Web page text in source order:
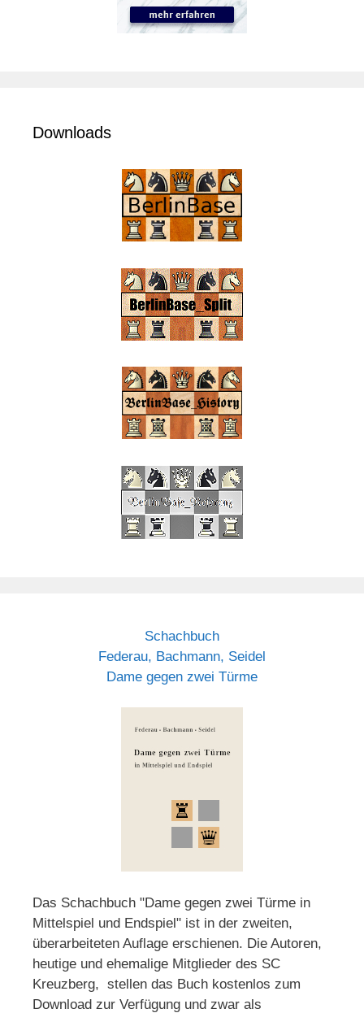
Downloads
Schachbuch
Federau, Bachmann, Seidel
Dame gegen zwei Türme
Das Schachbuch "Dame gegen zwei Türme in
Mittelspiel und Endspiel" ist in der zweiten,
überarbeiteten Auflage erschienen. Die Autoren,
heutige und ehemalige Mitglieder des SC
Kreuzberg, stellen das Buch kostenlos zum
Download zur Verfügung und zwar als